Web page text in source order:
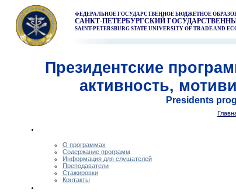
ФЕДЕРАЛЬНОЕ ГОСУДАРСТВЕННОЕ БЮДЖЕТНОЕ
САНКТ-ПЕТЕРБУРГСКИЙ
SAINT-PETERSBURG STATE UNIVERSITY OF TRADE AND
Президентские
активность,
Presidents
О программах
Содержание программ
Информация для слушателей
Преподаватели
Стажировки
Контакты